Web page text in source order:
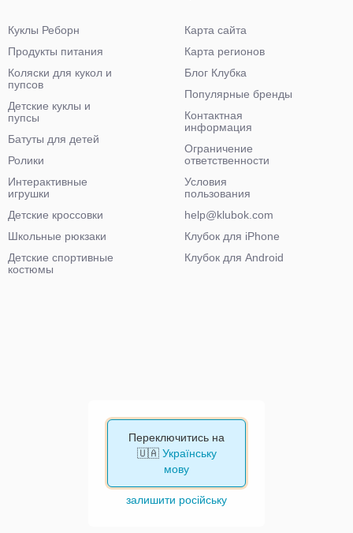
Куклы Реборн
Продукты питания
Коляски для кукол и
пупсов
Детские куклы и
пупсы
Батуты для детей
Ролики
Интерактивные
игрушки
Детские кроссовки
Школьные рюкзаки
Детские спортивные
костюмы
Карта сайта
Карта регионов
Блог Клубка
Популярные бренды
Контактная
информация
Ограничение
ответственности
Условия
пользования
help@klubok.com
Клубок для iPhone
Клубок для Android
Переключитись на
🇺🇦 Українську
мову
залишити російську